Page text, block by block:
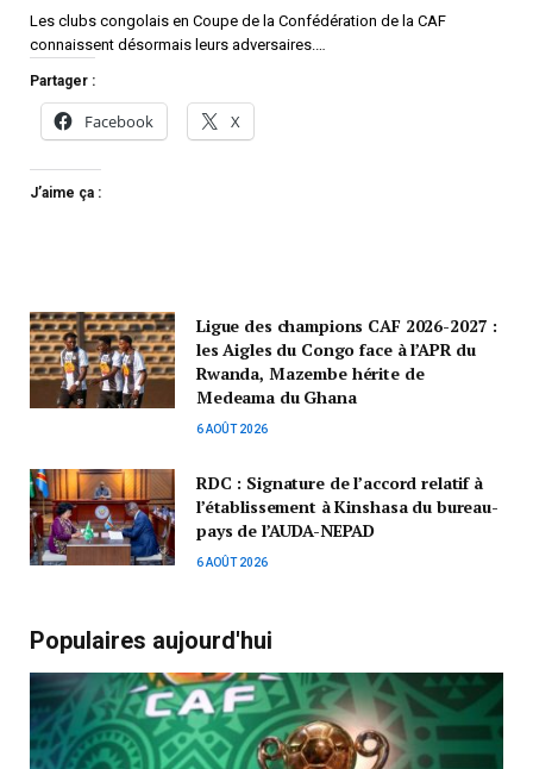
Les clubs congolais en Coupe de la Confédération de la CAF
connaissent désormais leurs adversaires.…
Partager :
Facebook X
J’aime ça :
Ligue des champions CAF 2026-2027 :
les Aigles du Congo face à l’APR du
Rwanda, Mazembe hérite de
Medeama du Ghana
6 AOÛT 2026
RDC : Signature de l’accord relatif à
l’établissement à Kinshasa du bureau-
pays de l’AUDA-NEPAD
6 AOÛT 2026
Populaires aujourd'hui